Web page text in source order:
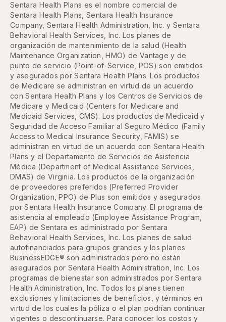
Sentara Health Plans es el nombre comercial de
Sentara Health Plans, Sentara Health Insurance
Company, Sentara Health Administration, Inc. y Sentara
Behavioral Health Services, Inc. Los planes de
organización de mantenimiento de la salud (Health
Maintenance Organization, HMO) de Vantage y de
punto de servicio (Point-of-Service, POS) son emitidos
y asegurados por Sentara Health Plans. Los productos
de Medicare se administran en virtud de un acuerdo
con Sentara Health Plans y los Centros de Servicios de
Medicare y Medicaid (Centers for Medicare and
Medicaid Services, CMS). Los productos de Medicaid y
Seguridad de Acceso Familiar al Seguro Médico (Family
Access to Medical Insurance Security, FAMIS) se
administran en virtud de un acuerdo con Sentara Health
Plans y el Departamento de Servicios de Asistencia
Médica (Department of Medical Assistance Services,
DMAS) de Virginia. Los productos de la organización
de proveedores preferidos (Preferred Provider
Organization, PPO) de Plus son emitidos y asegurados
por Sentara Health Insurance Company. El programa de
asistencia al empleado (Employee Assistance Program,
EAP) de Sentara es administrado por Sentara
Behavioral Health Services, Inc. Los planes de salud
autofinanciados para grupos grandes y los planes
BusinessEDGE® son administrados pero no están
asegurados por Sentara Health Administration, Inc. Los
programas de bienestar son administrados por Sentara
Health Administration, Inc. Todos los planes tienen
exclusiones y limitaciones de beneficios, y términos en
virtud de los cuales la póliza o el plan podrían continuar
vigentes o descontinuarse. Para conocer los costos y